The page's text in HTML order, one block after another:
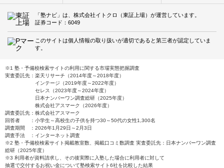
「塾ナビ」は、株式会社イトクロ（東証上場）が運営しています。
証券コード：6049
このサイトは個人情報の取り扱いが適切であると第三者が認定していま
す。
※1 塾・予備校検索サイトの利用に関する市場実態把握調査
実査委託先：楽天リサーチ（2014年度～2018年度）
インテージ（2019年度～2022年度）
セレス（2023年度～2024年度）
日本ナンバーワン調査総研（2025年度）
株式会社アスマーク（2026年度）
調査委託先：株式会社アスマーク
回答者 ：小学生～高校生の子供を持つ30～50代の女性1,300名
調査期間 ：2026年1月29日～2月3日
調査手法 ：インターネット調査
※2 塾・予備校検索サイト掲載教室数、掲載口コミ数調査 実査委託先：日本ナンバーワン調査
総研（2025年度）
※3 利用者が資料請求し、その後実際に入塾した場合に利用者に対して
抽選で交付するお祝い金について塾検索サイト6社を比較した結果